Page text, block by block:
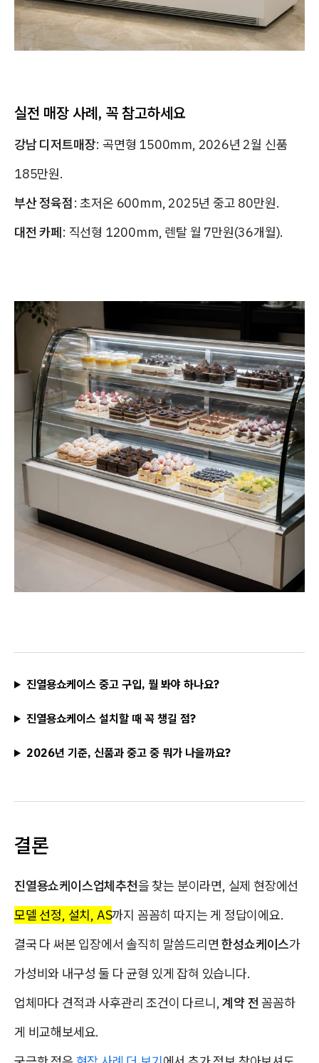
실전 매장 사례, 꼭 참고하세요
강남 디저트매장: 곡면형 1500mm, 2026년 2월 신품
185만원.
부산 정육점: 초저온 600mm, 2025년 중고 80만원.
대전 카페: 직선형 1200mm, 렌탈 월 7만원(36개월).
진열용쇼케이스 중고 구입, 뭘 봐야 하나요?
진열용쇼케이스 설치할 때 꼭 챙길 점?
2026년 기준, 신품과 중고 중 뭐가 나을까요?
결론
진열용쇼케이스업체추천을 찾는 분이라면, 실제 현장에선
모델 선정, 설치, AS까지 꼼꼼히 따지는 게 정답이에요.
결국 다 써본 입장에서 솔직히 말씀드리면한성쇼케이스가
가성비와 내구성 둘 다 균형 있게 잡혀 있습니다.
업체마다 견적과 사후관리 조건이 다르니,계약 전 꼼꼼하
게 비교해보세요.